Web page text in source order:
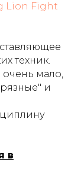
Lion Fight
техник.
мало,
и
в